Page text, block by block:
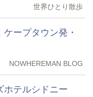
世界ひとり散歩
ープタウン発・
NOWHEREMAN BLOG
ホテルシドニー